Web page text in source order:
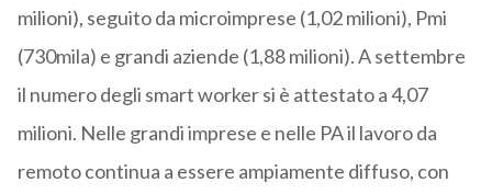
milioni), seguito da microimprese (1,02 milioni), Pmi
(730mila) e grandi aziende (1,88 milioni). A settembre
il numero degli smart worker si è attestato a 4,07
milioni. Nelle grandi imprese e nelle PA il lavoro da
remoto continua a essere ampiamente diffuso, con